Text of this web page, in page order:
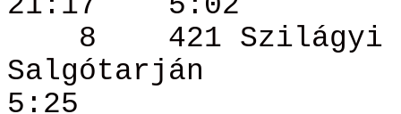
8
421 Szilágyi
Salgótarján
5:25